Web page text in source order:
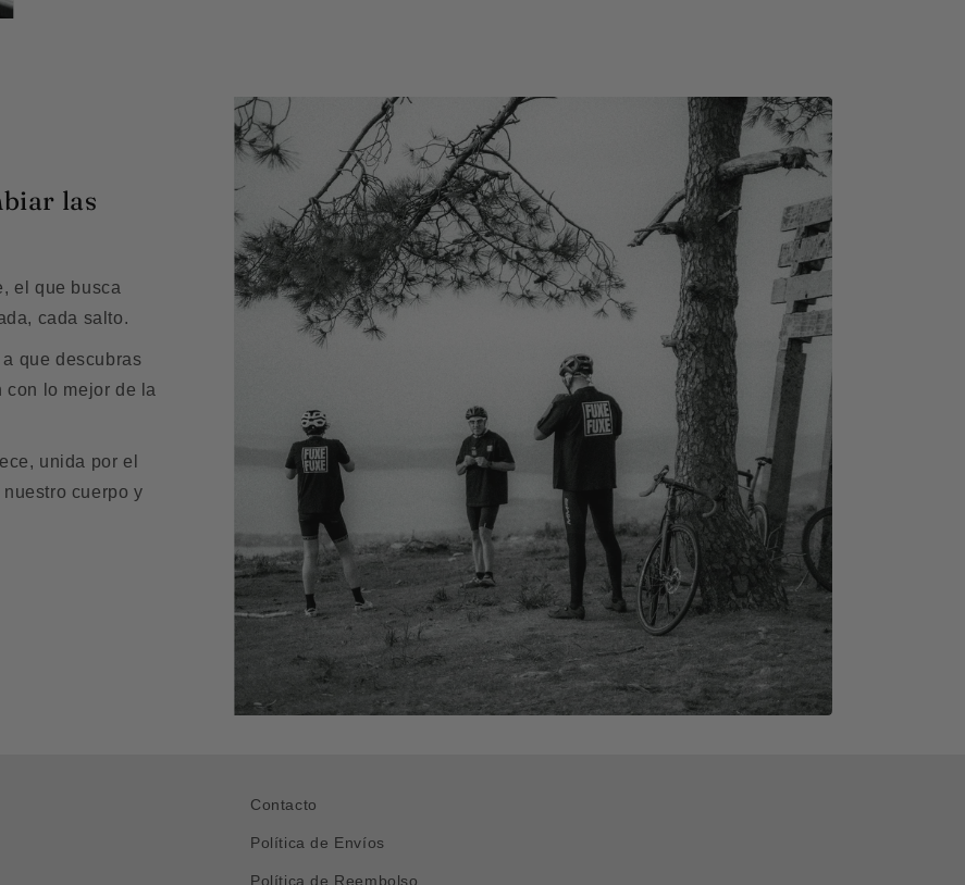
las
el que busca
cada salto.
que descubras
con lo mejor de la
unida por el
cuerpo y
Contacto
Política de Envíos
Política de Reembolso